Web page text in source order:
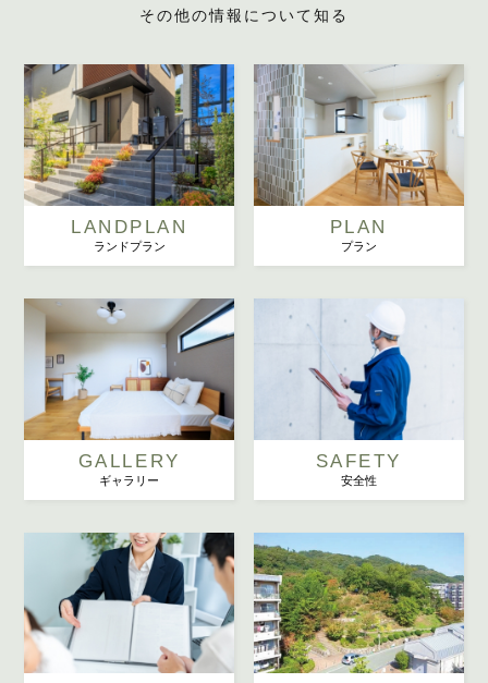
その他の情報について知る
LANDPLAN
ランドプラン
PLAN
プラン
GALLERY
ギャラリー
SAFETY
安全性